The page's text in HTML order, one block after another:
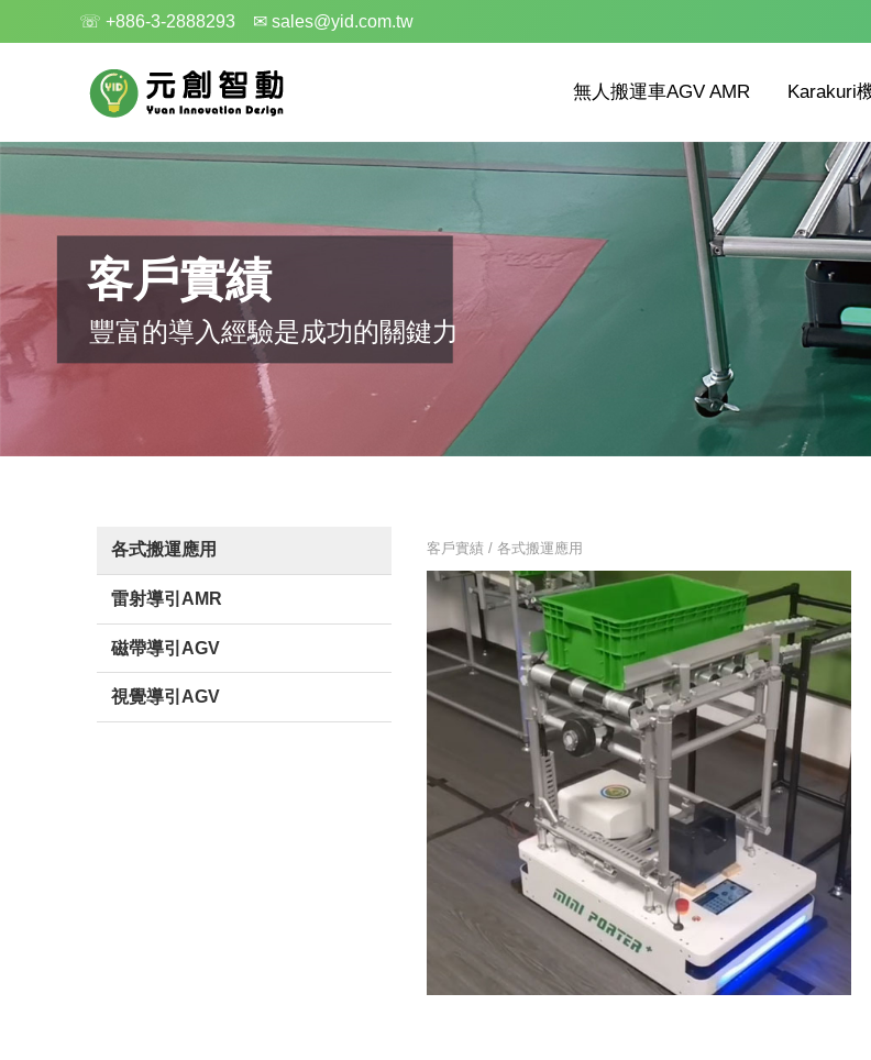
☏ +886-3-2888293 ✉ sales@yid.com.tw
無人搬運車AGV AMR Karakuri
客戶實績
豐富的導入經驗是成功的關鍵力
各式搬運應用
雷射導引AMR
磁帶導引AGV
視覺導引AGV
客戶實績 / 各式搬運應用